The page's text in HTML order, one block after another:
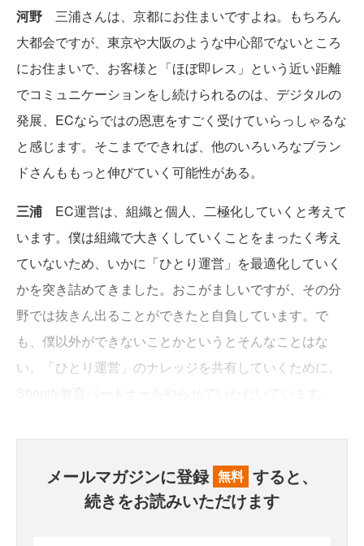
河野 三浦さんは、京都にお住まいですよね。もちろん
大都会ですが、東京や大阪のような中心部でないところ
にお住まいで、お客様と「ほぼ即レス」という近い距離
でコミュニケーションをし続けられるのは、デジタルの
発展、ECならではの恩恵をすごく受けていらっしゃるな
と感じます。そこまでできれば、他のいろいろなブラン
ドさんももっと伸びていく可能性がある。
三浦 EC運営は、組織と個人、二極化していくと考えて
います。僕は組織で大きくしていくことをまったく考え
ていないため、いかに「ひとり運営」を最適化していく
かを突き詰めてきました。おこがましいですが、その分
野では抜きん出ることができたと自負しています。で
も、僕以外ができないことかというとそんなことはな
い。「ひとり運営」のナレッジを共有していくために、
メールマガジンに登録 無料 すると、
続きをお読みいただけます